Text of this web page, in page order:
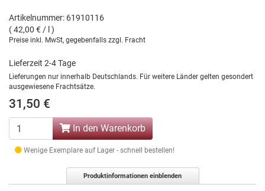
Artikelnummer: 61910116
( 42,00 € / l )
Preise inkl. MwSt, gegebenfalls zzgl. Fracht
Lieferzeit 2-4 Tage
Lieferungen nur innerhalb Deutschlands. Für weitere Länder gelten gesondert
ausgewiesene Frachtsätze.
31,50 €
In den Warenkorb
Wenige Exemplare auf Lager - schnell bestellen!
Produktinformationen einblenden